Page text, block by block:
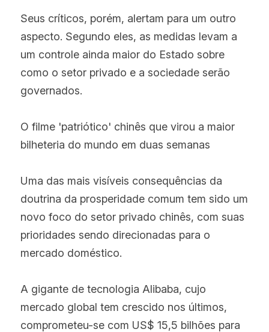
Seus críticos, porém, alertam para um outro
aspecto. Segundo eles, as medidas levam a
um controle ainda maior do Estado sobre
como o setor privado e a sociedade serão
governados.
O filme 'patriótico' chinês que virou a maior
bilheteria do mundo em duas semanas
Uma das mais visíveis consequências da
doutrina da prosperidade comum tem sido um
novo foco do setor privado chinês, com suas
prioridades sendo direcionadas para o
mercado doméstico.
A gigante de tecnologia Alibaba, cujo
mercado global tem crescido nos últimos,
comprometeu-se com US$ 15,5 bilhões para